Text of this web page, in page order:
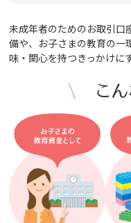
未成年者のためのお取引口
備や、お子さまの教育の一
味・関心を持つきっかけに